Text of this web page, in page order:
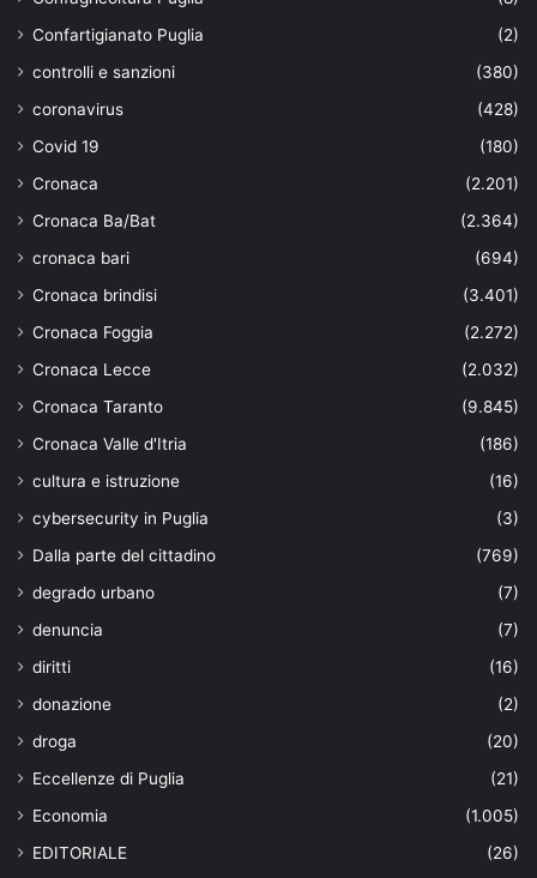
Confartigianato Puglia
(2)
controlli e sanzioni
(380)
coronavirus
(428)
Covid 19
(180)
Cronaca
(2.201)
Cronaca Ba/Bat
(2.364)
cronaca bari
(694)
Cronaca brindisi
(3.401)
Cronaca Foggia
(2.272)
Cronaca Lecce
(2.032)
Cronaca Taranto
(9.845)
Cronaca Valle d'Itria
(186)
cultura e istruzione
(16)
cybersecurity in Puglia
(3)
Dalla parte del cittadino
(769)
degrado urbano
(7)
denuncia
(7)
diritti
(16)
donazione
(2)
droga
(20)
Eccellenze di Puglia
(21)
Economia
(1.005)
EDITORIALE
(26)